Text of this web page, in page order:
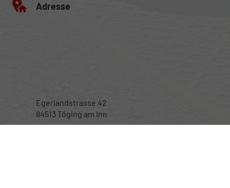
Adresse
Egerlandstrasse 42
84513 Töging am Inn